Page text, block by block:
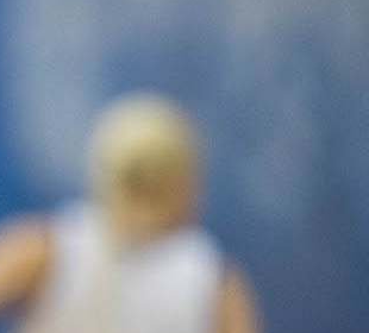
– EM-kisojen
voittotili